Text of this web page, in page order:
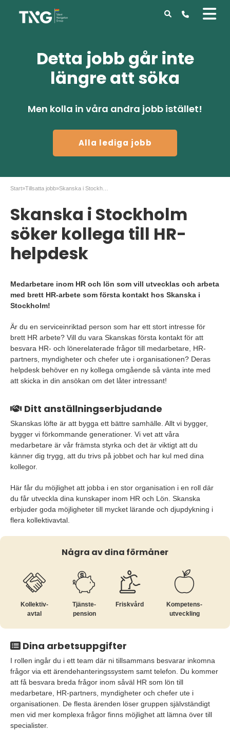
Detta jobb går inte
längre att söka
Men kolla in våra andra jobb istället!
Alla lediga jobb
Start»Tillsatta jobb»
Skanska i Stockholm
söker kollega till HR-
helpdesk
Medarbetare inom HR och lön som vill utvecklas och arbeta
med brett HR-arbete som första kontakt hos Skanska i
Stockholm!
Är du en serviceinriktad person som har ett stort intresse för
brett HR arbete? Vill du vara Skanskas första kontakt för att
besvara HR- och lönerelaterade frågor till medarbetare, HR-
partners, myndigheter och chefer ute i organisationen? Deras
helpdesk behöver en ny kollega omgående så vänta inte med
att skicka in din ansökan om det låter intressant!
Ditt anställningserbjudande
Skanskas löfte är att bygga ett bättre samhälle. Allt vi bygger,
bygger vi förkommande generationer. Vi vet att våra
medarbetare är vår främsta styrka och det är viktigt att du
känner dig trygg, att du trivs på jobbet och har kul med dina
kollegor.
Här får du möjlighet att jobba i en stor organisation i en roll där
du får utveckla dina kunskaper inom HR och Lön. Skanska
erbjuder goda möjligheter till mycket lärande och djupdykning i
flera kollektivavtal.
Några av dina förmåner
Kollektiv­
avtal
Tjänste­
pension
Friskvård
Kompetens­
utveckling
Dina arbetsuppgifter
I rollen ingår du i ett team där ni tillsammans besvarar inkomna
frågor via ett ärendehanteringssystem samt telefon. Du kommer
att få besvara breda frågor inom såväl HR som lön till
medarbetare, HR-partners, myndigheter och chefer ute i
organisationen. De flesta ärenden löser gruppen självständigt
men vid mer komplexa frågor finns möjlighet att lämna över till
specialister.